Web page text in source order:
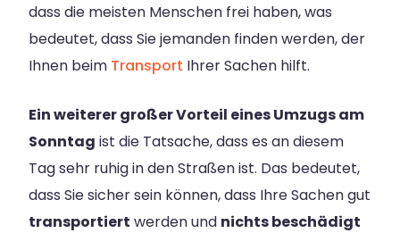
dass die meisten Menschen frei haben, was
bedeutet, dass Sie jemanden finden werden, der
Ihnen beim Transport Ihrer Sachen hilft.
Ein weiterer großer Vorteil eines Umzugs am
Sonntag ist die Tatsache, dass es an diesem
Tag sehr ruhig in den Straßen ist. Das bedeutet,
dass Sie sicher sein können, dass Ihre Sachen gut
transportiert werden und nichts beschädigt